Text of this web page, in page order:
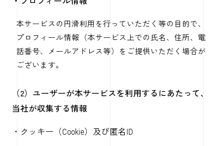
本サービスの円滑利用を行っていただく等の目的で、
プロフィール情報（本サービス上での氏名、住所、電
話番号、メールアドレス等）をご提供いただく場合が
ございます。
（2）ユーザーが本サービスを利用するにあたって、
当社が収集する情報
・クッキー（Cookie）及び匿名ID